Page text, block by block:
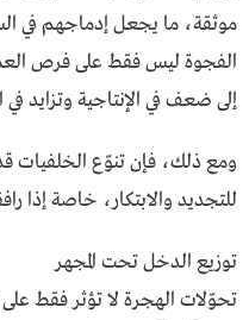
موثقة، ما يجعل إدماجهم في
الفجوة ليس فقط على فرص
إلى ضعف في الإنتاجية وتزايد في
ومع ذلك، فإن تنوّع الخلفيات
للتجديد والابتكار، خاصة إذا
توزيع الدخل تحت المجهر
تحوّلات الهجرة لا تؤثر فقط على